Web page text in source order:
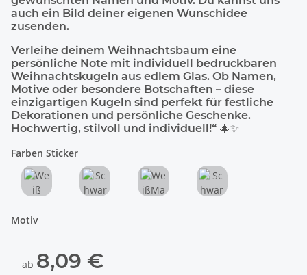
auch ein Bild deiner eigenen Wunschidee
zusenden.
Verleihe deinem Weihnachtsbaum eine
persönliche Note mit individuell bedruckbaren
Weihnachtskugeln aus edlem Glas. Ob Namen,
Motive oder besondere Botschaften – diese
einzigartigen Kugeln sind perfekt für festliche
Dekorationen und persönliche Geschenke.
Hochwertig, stilvoll und individuell!“ 🎄✨
Farben Sticker
Motiv
ab 8,09 €